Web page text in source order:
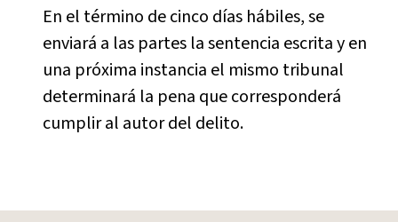
En el término de cinco días hábiles, se
enviará a las partes la sentencia escrita y en
una próxima instancia el mismo tribunal
determinará la pena que corresponderá
cumplir al autor del delito.